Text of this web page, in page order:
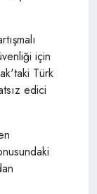
için
Türk
edici